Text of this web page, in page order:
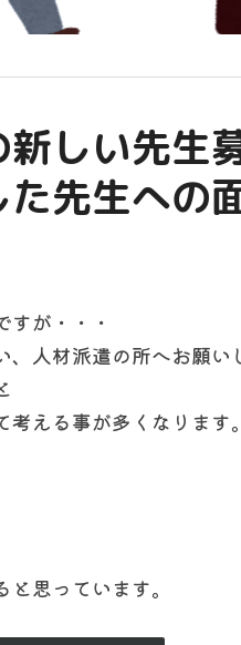
しい先生
先生への
が・・・
人材派遣の所へお願い
える事が多くなります。
思っています。